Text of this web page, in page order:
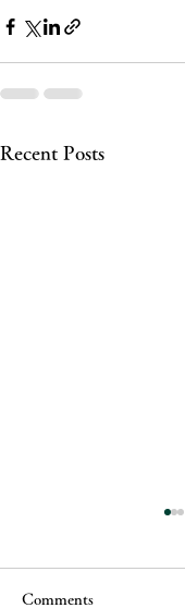
Recent Posts
Comments